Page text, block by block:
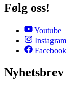
Følg oss!
Youtube
Instagram
Facebook
Nyhetsbrev